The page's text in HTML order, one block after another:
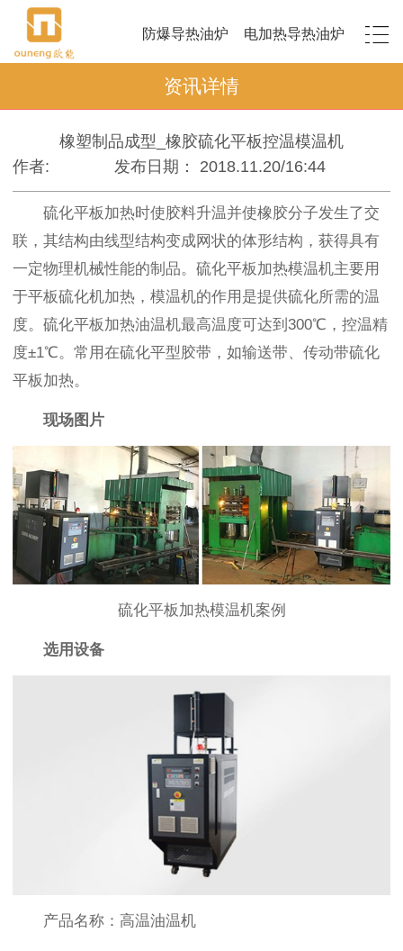
防爆导热油炉 电加热导热油炉
资讯详情
橡塑制品成型_橡胶硫化平板控温模温机
作者:
发布日期： 2018.11.20/16:44
硫化平板加热时使胶料升温并使橡胶分子发生了交
联，其结构由线型结构变成网状的体形结构，获得具有
一定物理机械性能的制品。硫化平板加热模温机主要用
于平板硫化机加热，模温机的作用是提供硫化所需的温
度。硫化平板加热油温机最高温度可达到300℃，控温精
度±1℃。常用在硫化平型胶带，如输送带、传动带硫化
平板加热。
现场图片
硫化平板加热模温机案例
选用设备
产品名称：高温油温机